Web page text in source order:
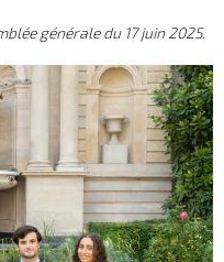
générale du 17 juin 2025.